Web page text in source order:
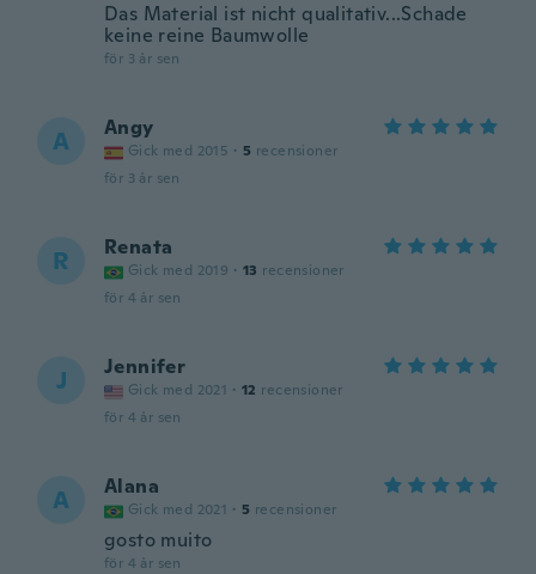
Das Material ist nicht qualitativ...Schade
keine reine Baumwolle
för 3 år sen
A Angy
Gick med 2015 · 5 recensioner
för 3 år sen
R Renata
Gick med 2019 · 13 recensioner
för 4 år sen
J Jennifer
Gick med 2021 · 12 recensioner
för 4 år sen
A Alana
Gick med 2021 · 5 recensioner
gosto muito
för 4 år sen